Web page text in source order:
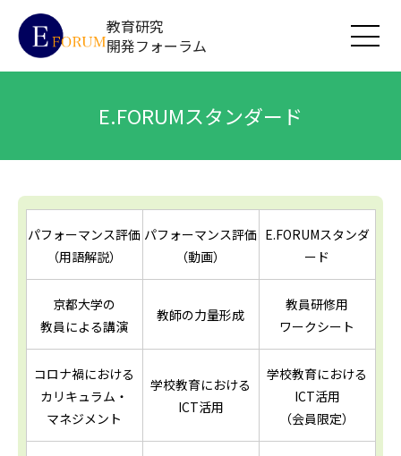
教育研究
開発フォーラム
E.FORUMスタンダード
パフォーマンス評価
（用語解説）
パフォーマンス評価
（動画）
E.FORUMスタンダ
ード
京都大学の
教員による講演
教師の力量形成
教員研修用
ワークシート
コロナ禍における
カリキュラム・
マネジメント
学校教育における
ICT活用
学校教育における
ICT活用
（会員限定）